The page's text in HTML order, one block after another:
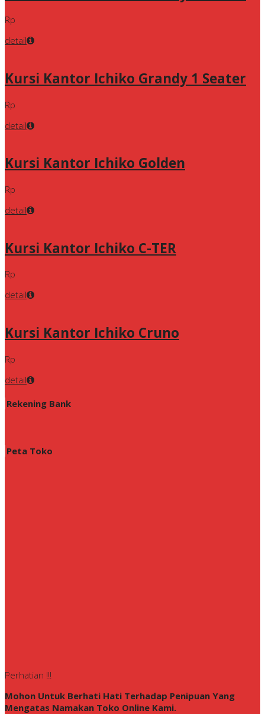
Rp
detail
Kursi Kantor Ichiko Grandy 1 Seater
Rp
detail
Kursi Kantor Ichiko Golden
Rp
detail
Kursi Kantor Ichiko C-TER
Rp
detail
Kursi Kantor Ichiko Cruno
Rp
detail
Rekening Bank
Peta Toko
Perhatian !!!
Mohon Untuk Berhati Hati Terhadap Penipuan Yang
Mengatas Namakan Toko Online Kami.